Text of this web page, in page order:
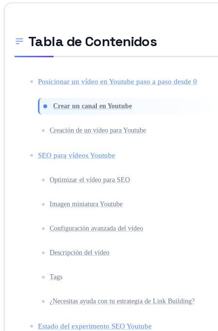
Tabla de Contenidos
Posicionar un vídeo en Youtube paso a paso desde 0
Crear un canal en Youtube
Creación de un vídeo para Youtube
SEO para vídeos Youtube
Optimizar el vídeo para SEO
Imagen miniatura Youtube
Configuración avanzada del vídeo
Descripción del vídeo
Tags
¿Necesitas ayuda con tu estrategia de Link Building?
Estado del experimento SEO Youtube